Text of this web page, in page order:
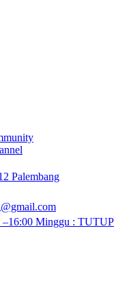
Palembang
–16:00 Minggu : TUTUP